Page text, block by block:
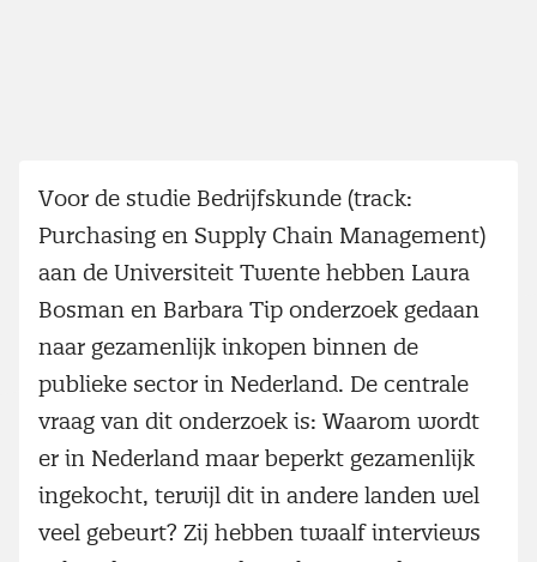
Voor de studie Bedrijfskunde (track:
Purchasing en Supply Chain Management)
aan de Universiteit Twente hebben Laura
Bosman en Barbara Tip onderzoek gedaan
naar gezamenlijk inkopen binnen de
publieke sector in Nederland. De centrale
vraag van dit onderzoek is: Waarom wordt
er in Nederland maar beperkt gezamenlijk
ingekocht, terwijl dit in andere landen wel
veel gebeurt? Zij hebben twaalf interviews